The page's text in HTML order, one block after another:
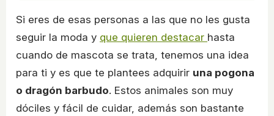
Si eres de esas personas a las que no les gusta
seguir la moda y que quieren destacar hasta
cuando de mascota se trata, tenemos una idea
para ti y es que te plantees adquirir una pogona
o dragón barbudo. Estos animales son muy
dóciles y fácil de cuidar, además son bastante